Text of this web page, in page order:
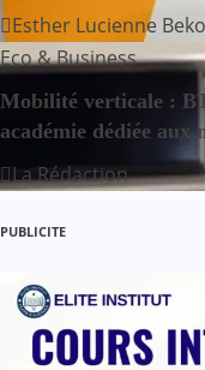
e
l
’
a
r
Esther Lucienne
Eco & Business
Mobilité verticale :
académie dédiée aux
La Rédaction
PUBLICITE